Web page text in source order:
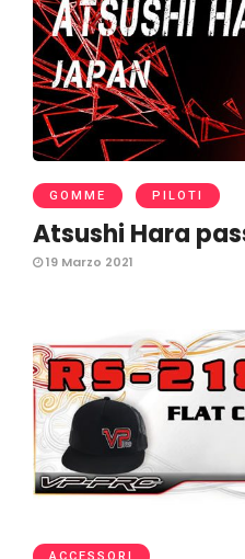
GOMME PILOTI
Atsushi Hara
19 Marzo 2021